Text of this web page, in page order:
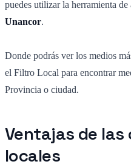
puedes utilizar la herramienta
Unancor.
Donde podrás ver los medios
el Filtro Local para encontrar
Provincia o ciudad.
Ventajas de
locales